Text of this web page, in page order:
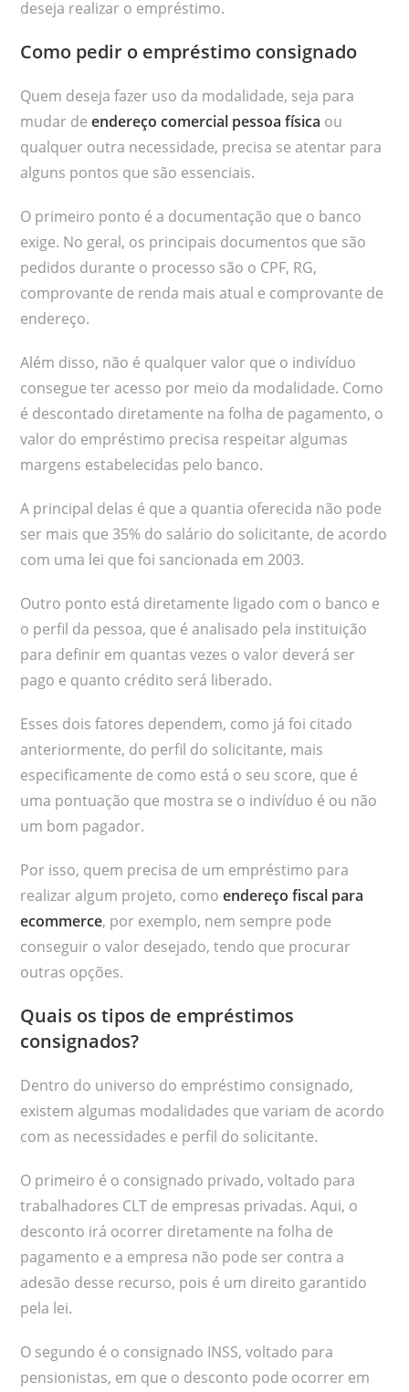
deseja realizar o empréstimo.
Como pedir o empréstimo consignado
Quem deseja fazer uso da modalidade, seja para
mudar deendereço comercial pessoa física ou
qualquer outra necessidade, precisa se atentar para
alguns pontos que são essenciais.
O primeiro ponto é a documentação que o banco
exige. No geral, os principais documentos que são
pedidos durante o processo são o CPF, RG,
comprovante de renda mais atual e comprovante de
endereço.
Além disso, não é qualquer valor que o indivíduo
consegue ter acesso por meio da modalidade. Como
é descontado diretamente na folha de pagamento, o
valor do empréstimo precisa respeitar algumas
margens estabelecidas pelo banco.
A principal delas é que a quantia oferecida não pode
ser mais que 35% do salário do solicitante, de acordo
com uma lei que foi sancionada em 2003.
Outro ponto está diretamente ligado com o banco e
o perfil da pessoa, que é analisado pela instituição
para definir em quantas vezes o valor deverá ser
pago e quanto crédito será liberado.
Esses dois fatores dependem, como já foi citado
anteriormente, do perfil do solicitante, mais
especificamente de como está o seu score, que é
uma pontuação que mostra se o indivíduo é ou não
um bom pagador.
Por isso, quem precisa de um empréstimo para
realizar algum projeto, comoendereço fiscal para
ecommerce, por exemplo, nem sempre pode
conseguir o valor desejado, tendo que procurar
outras opções.
Quais os tipos de empréstimos
consignados?
Dentro do universo do empréstimo consignado,
existem algumas modalidades que variam de acordo
com as necessidades e perfil do solicitante.
O primeiro é o consignado privado, voltado para
trabalhadores CLT de empresas privadas. Aqui, o
desconto irá ocorrer diretamente na folha de
pagamento e a empresa não pode ser contra a
adesão desse recurso, pois é um direito garantido
pela lei.
O segundo é o consignado INSS, voltado para
pensionistas, em que o desconto pode ocorrer em